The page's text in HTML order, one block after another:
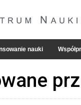
nauki